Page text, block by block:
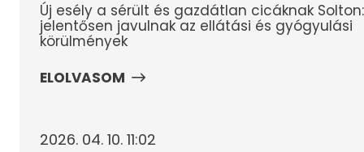
Új esély a sérült és gazdátlan cicáknak Solton:
jelentősen javulnak az ellátási és gyógyulási
körülmények
ELOLVASOM
2026. 04. 10. 11:02